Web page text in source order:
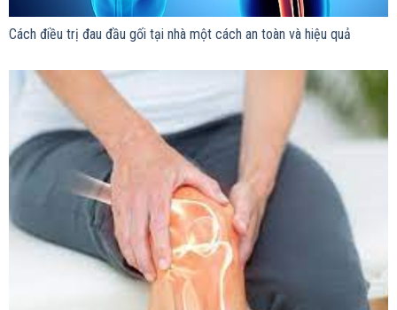
Cách điều trị đau đầu gối tại nhà một cách an toàn và hiệu quả